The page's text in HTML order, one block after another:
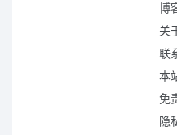
博
关
联
本
免
隐